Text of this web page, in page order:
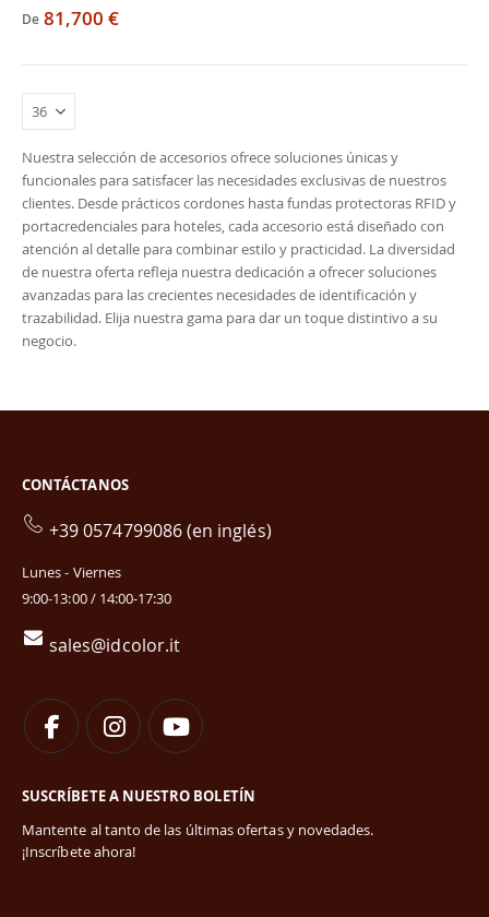
De 81,700 €
Nuestra selección de accesorios ofrece soluciones únicas y
funcionales para satisfacer las necesidades exclusivas de nuestros
clientes. Desde prácticos cordones hasta fundas protectoras RFID y
portacredenciales para hoteles, cada accesorio está diseñado con
atención al detalle para combinar estilo y practicidad. La diversidad
de nuestra oferta refleja nuestra dedicación a ofrecer soluciones
avanzadas para las crecientes necesidades de identificación y
trazabilidad. Elija nuestra gama para dar un toque distintivo a su
negocio.
CONTÁCTANOS
+39 0574799086 (en inglés)
Lunes - Viernes
9:00-13:00 / 14:00-17:30
sales@idcolor.it
SUSCRÍBETE A NUESTRO BOLETÍN
Mantente al tanto de las últimas ofertas y novedades.
¡Inscríbete ahora!